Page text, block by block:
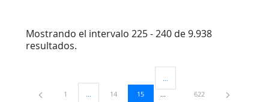
Mostrando el intervalo 225 - 240 de 9.938
resultados.
Página
1 ...Páginas intermedias Use TAB para desplazarse.
Página
14 Página
15
Páginas intermedias Use TAB
Página
622